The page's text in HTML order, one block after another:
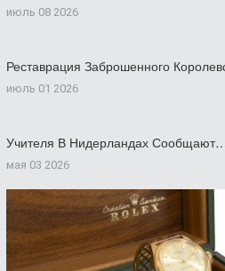
июль 08 2026
Реставрация Заброшенного
июль 01 2026
Учителя В Нидерландах
мая 03 2026